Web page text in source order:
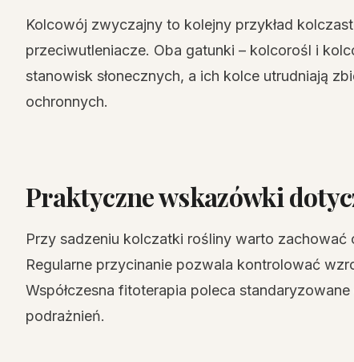
Kolcowój zwyczajny to kolejny przykład
przeciwutleniacze. Oba gatunki – kolcorośl i
stanowisk słonecznych, a ich kolce utrudniają
ochronnych.
Praktyczne wskazówki
Przy sadzeniu kolczatki rośliny warto
Regularne przycinanie pozwala kontrolować
Współczesna fitoterapia poleca
podrażnień.